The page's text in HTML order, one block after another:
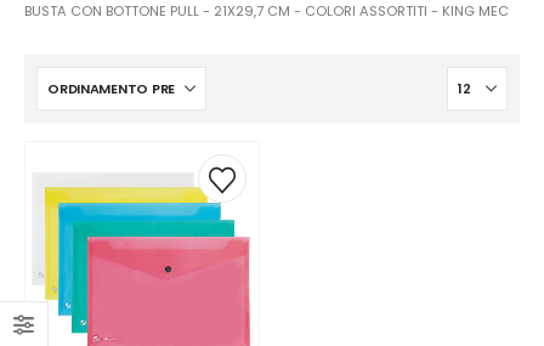
BUSTA CON BOTTONE PULL - 21X29,7 CM - COLORI ASSORTITI - KING MEC